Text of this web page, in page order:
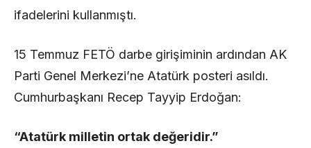
ifadelerini kullanmıştı.
15 Temmuz FETÖ darbe girişiminin ardından AK
Parti Genel Merkezi’ne Atatürk posteri asıldı.
Cumhurbaşkanı Recep Tayyip Erdoğan:
“Atatürk milletin ortak değeridir.”